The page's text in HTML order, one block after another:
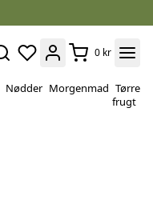
0 kr
Nødder Morgenmad Tørret
frugt